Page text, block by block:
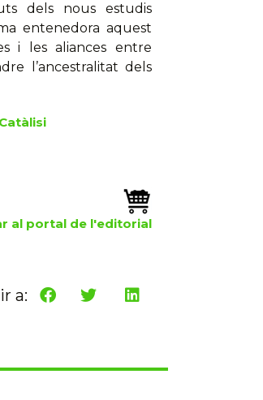
dels nous estudis
entenedora aquest
i les aliances entre
l’ancestralitat dels
Catàlisi
al portal de l'editorial
a: